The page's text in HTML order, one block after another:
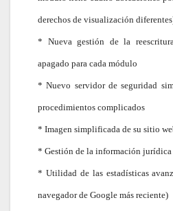
derechos de visualización
* Nueva gestión de la
apagado para cada módulo
* Nuevo servidor de seguridad
procedimientos complicados
* Imagen simplificada de su sitio
* Gestión de la información jurídica
* Utilidad de las estadísticas
navegador de Google más reciente)